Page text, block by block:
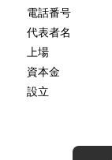
電話番号
代表者名
上場
資本金
設立